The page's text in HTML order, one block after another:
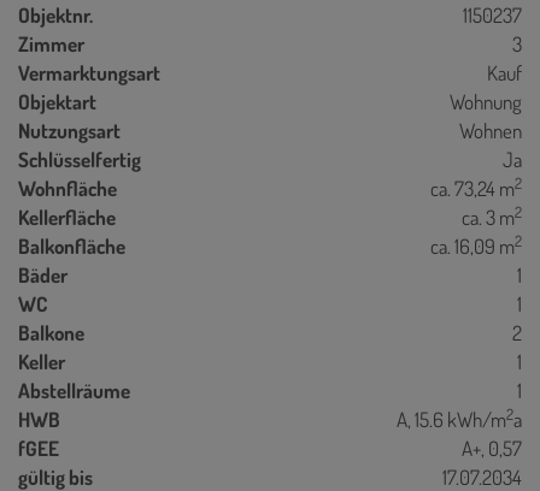
Objektnr.
1150237
Zimmer
3
Vermarktungsart
Kauf
Objektart
Wohnung
Nutzungsart
Wohnen
Schlüsselfertig
Ja
Wohnfläche
ca. 73,24 m2
Kellerfläche ca. 3 m2
Balkonfläche ca. 16,09 m2
Bäder
1
WC
1
Balkone
2
Keller
1
Abstellräume
1
HWB
A, 15.6 kWh/m2a
fGEE
A+, 0,57
gültig bis
17.07.2034